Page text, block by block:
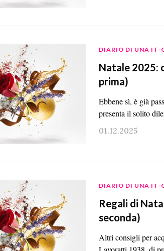
DIARIO DI UNA IT-
Natale 2025:
prima)
Ebbene sì, è già
presenta il solito
01.12.2025
DIARIO DI UNA IT-
Regali di
seconda)
Altri consigli per